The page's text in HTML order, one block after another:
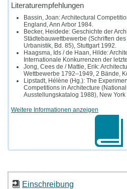
Literaturempfehlungen
Bassin, Joan: Architectural
England, Ann Arbor 1984.
Becker, Heidede: Geschichte der
Städtebauwettbewerbe (Schriften
Urbanistik, Bd. 85), Stuttgart 1992.
Haagsma, Ids / de Haan, Hilde:
Internationale Konkurrenzen der
Jong, Cees de / Mattie, Erik:
Wettbewerbe 1792–1949, 2 Bände,
Lipstadt, Hélène (Hg.): The
Competitions in Architecture (National
Ausstellungskatalog 1988), New York
Weitere Informationen anzeigen
Einschreibung